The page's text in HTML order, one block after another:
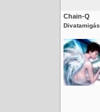
Chain-Q
Divatamigás